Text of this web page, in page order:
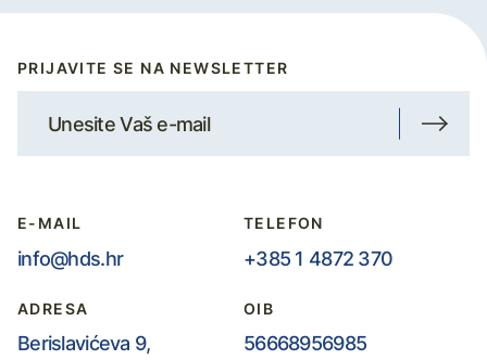
PRIJAVITE SE NA NEWSLETTER
E-MAIL
info@hds.hr
TELEFON
+385 1 4872 370
ADRESA
Berislavićeva 9,
OIB
56668956985